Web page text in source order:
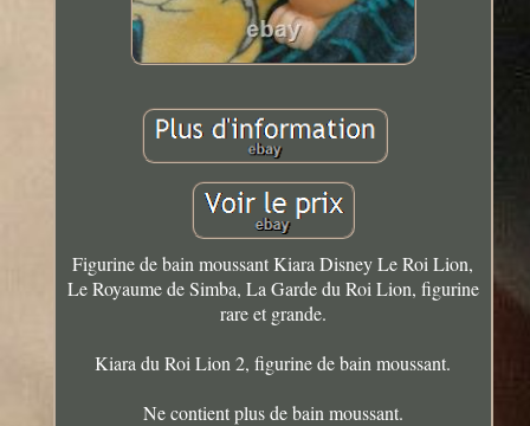
Figurine de bain moussant Kiara Disney Le Roi Lion,
Le Royaume de Simba, La Garde du Roi Lion, figurine
rare et grande.
Kiara du Roi Lion 2, figurine de bain moussant.
Ne contient plus de bain moussant.